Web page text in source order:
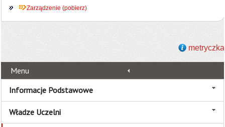
Zarządzenie (pobierz)
metryczka
Menu
Informacje Podstawowe
Władze Uczelni